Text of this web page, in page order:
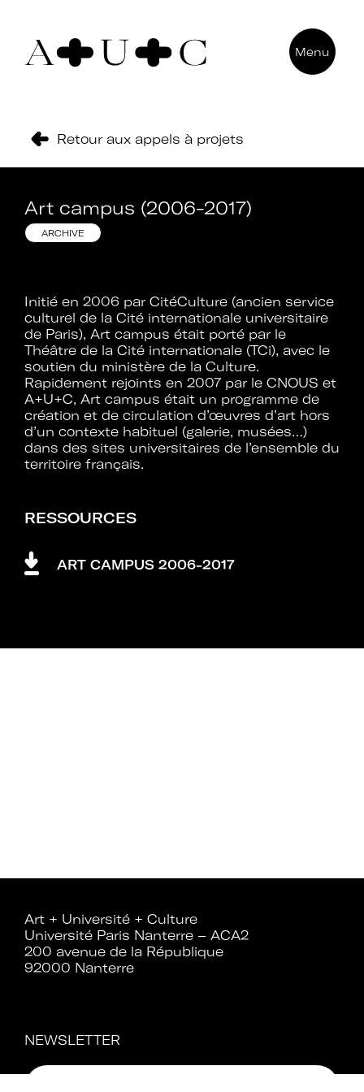
Pour nous contacter
200 avenue de la République
92000 Nanterre
Menu
Retour aux appels à projets
Art campus (2006-2017)
ARCHIVE
Initié en 2006 par CitéCulture (ancien service
culturel de la Cité internationale universitaire
de Paris), Art campus était porté par le
Théâtre de la Cité internationale (TCi), avec le
soutien du ministère de la Culture.
Rapidement rejoints en 2007 par le CNOUS et
A+U+C, Art campus était un programme de
création et de circulation d’œuvres d’art hors
d’un contexte habituel (galerie, musées…)
dans des sites universitaires de l’ensemble du
territoire français.
RESSOURCES
ART CAMPUS 2006-2017
Art + Université + Culture
Université Paris Nanterre – ACA2
200 avenue de la République
92000 Nanterre
NEWSLETTER